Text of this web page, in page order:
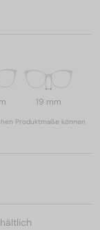
19 mm
Produktmaße können